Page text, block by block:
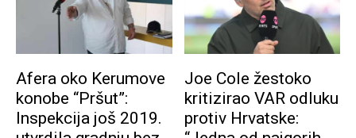
Afera oko Kerumove
konobe “Pršut”:
Inspekcija još 2019.
Joe Cole žestoko
kritizirao VAR odluku
protiv Hrvatske: